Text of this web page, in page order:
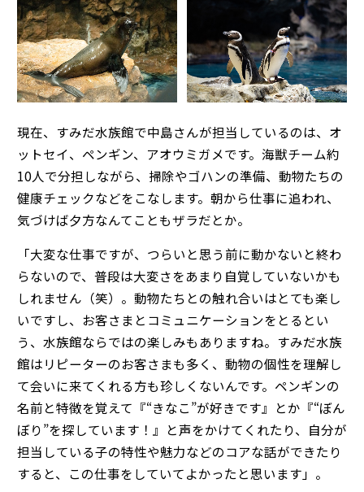
現在、すみだ水族館で中島さんが担当しているのは、オ
ットセイ、ペンギン、アオウミガメです。海獣チーム約
10人で分担しながら、掃除やゴハンの準備、動物たちの
健康チェックなどをこなします。朝から仕事に追われ、
気づけば夕方なんてこともザラだとか。
「大変な仕事ですが、つらいと思う前に動かないと終わ
らないので、普段は大変さをあまり自覚していないかも
しれません（笑）。動物たちとの触れ合いはとても楽し
いですし、お客さまとコミュニケーションをとるとい
う、水族館ならではの楽しみもありますね。すみだ水族
館はリピーターのお客さまも多く、動物の個性を理解し
て会いに来てくれる方も珍しくないんです。ペンギンの
名前と特徴を覚えて『“きなこ”が好きです』とか『“ぼん
ぼり”を探しています！』と声をかけてくれたり、自分が
担当している子の特性や魅力などのコアな話ができたり
すると、この仕事をしていてよかったと思います」。